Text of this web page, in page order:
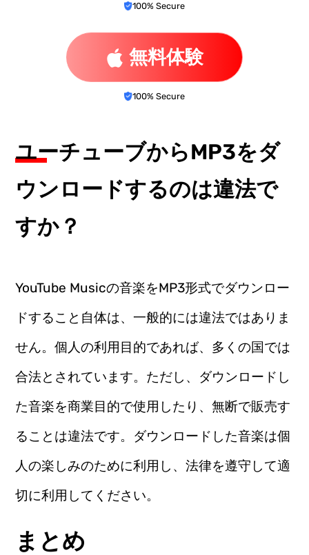
100% Secure
無料体験
100% Secure
ユーチューブからMP3をダ
ウンロードするのは違法で
すか？
YouTube Musicの音楽をMP3形式でダウンロー
ドすること自体は、一般的には違法ではありま
せん。個人の利用目的であれば、多くの国では
合法とされています。ただし、ダウンロードし
た音楽を商業目的で使用したり、無断で販売す
ることは違法です。ダウンロードした音楽は個
人の楽しみのために利用し、法律を遵守して適
切に利用してください。
まとめ